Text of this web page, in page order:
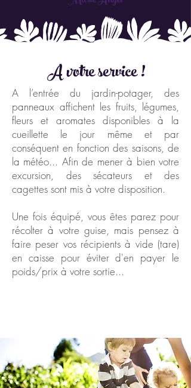
A votre service !
A l’entrée du jardin-potager, des
panneaux affichent les fruits, légumes,
fleurs et aromates disponibles à la
cueillette le jour même et par
conséquent en fonction des saisons, de
la météo... Afin de mener à bien votre
excursion, des sécateurs et des
cagettes sont mis à votre disposition.
Une fois équipé, vous êtes parez pour
récolter à votre guise, mais pensez à
faire peser vos récipients à vide (tare)
en caisse pour éviter d'en payer le
poids/prix à votre sortie...